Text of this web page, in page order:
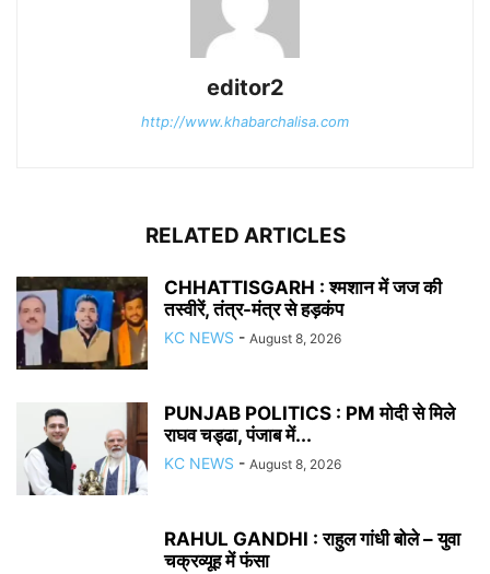
editor2
http://www.khabarchalisa.com
RELATED ARTICLES
CHHATTISGARH : श्मशान में जज की
तस्वीरें, तंत्र-मंत्र से हड़कंप
KC NEWS - August 8, 2026
PUNJAB POLITICS : PM मोदी से मिले
राघव चड्ढा, पंजाब में...
KC NEWS - August 8, 2026
RAHUL GANDHI : राहुल गांधी बोले – युवा
चक्रव्यूह में फंसा